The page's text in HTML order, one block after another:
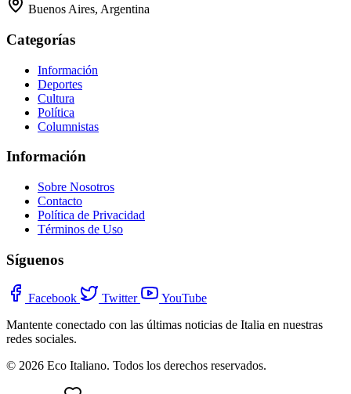
Buenos Aires, Argentina
Categorías
Información
Deportes
Cultura
Política
Columnistas
Información
Sobre Nosotros
Contacto
Política de Privacidad
Términos de Uso
Síguenos
Facebook Twitter
YouTube
Mantente conectado con las últimas noticias de Italia en nuestras
redes sociales.
© 2026 Eco Italiano. Todos los derechos reservados.